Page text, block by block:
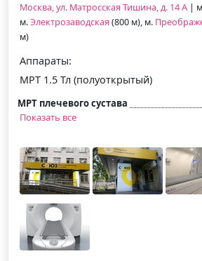
Москва, ул. Матросская Тишина, д. 14 А |
м.Электрозаводская (800 м), м.
м)
Аппараты:
МРТ 1.5 Тл (полуоткрытый)
МРТ плечевого сустава
Показать все